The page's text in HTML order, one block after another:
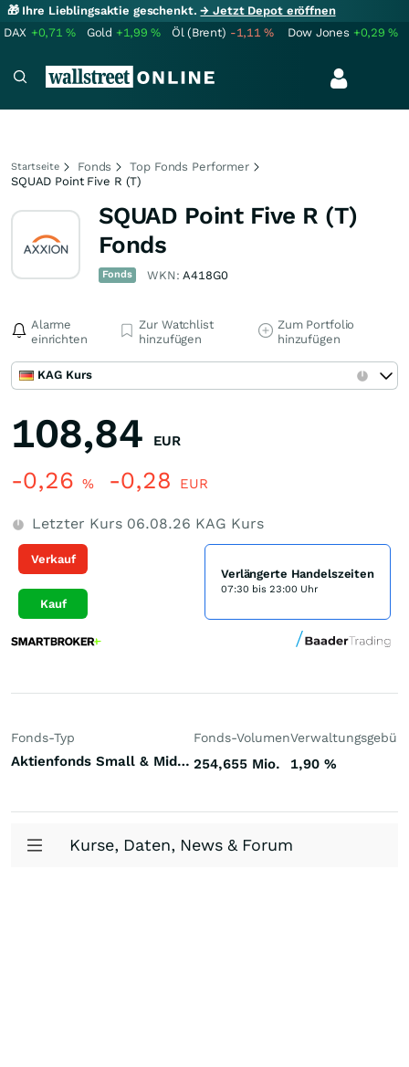
🎁 Ihre Lieblingsaktie geschenkt.→ Jetzt Depot eröffnen
DAX +0,71% Gold +1,99% Öl (Brent) -1,11% Dow Jones +0,29%
Startseite Fonds
Top Fonds Performer
SQUAD Point Five R (T)
SQUAD Point Five R (T)
Fonds
Fonds WKN:A418G0
Alarme
einrichten
Zur Watchlist
hinzufügen
Zum Portfolio
hinzufügen
KAG Kurs
108,84 EUR
-0,26 % -0,28 EUR
Letzter Kurs 06.08.26 KAG Kurs
Verkauf
Kauf
Verlängerte Handelszeiten
07:30 bis 23:00 Uhr
Fonds-Typ
Aktienfonds Small & Mid Cap Welt
Fonds-Volumen
254,655 Mio. 1,90 %
Kurse, Daten, News & Forum